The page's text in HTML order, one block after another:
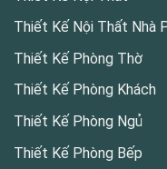
Thiết Kế Nội Thất Nhà
Thiết Kế Phòng Thờ
Thiết Kế Phòng Khách
Thiết Kế Phòng Ngủ
Thiết Kế Phòng Bếp